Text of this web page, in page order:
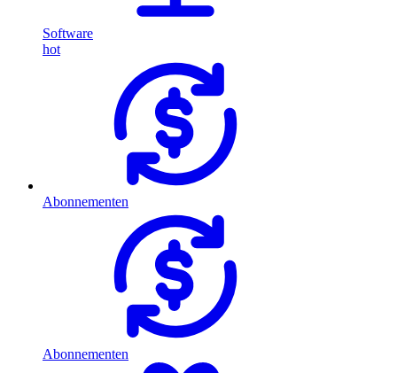
Software
hot
Abonnementen
Abonnementen